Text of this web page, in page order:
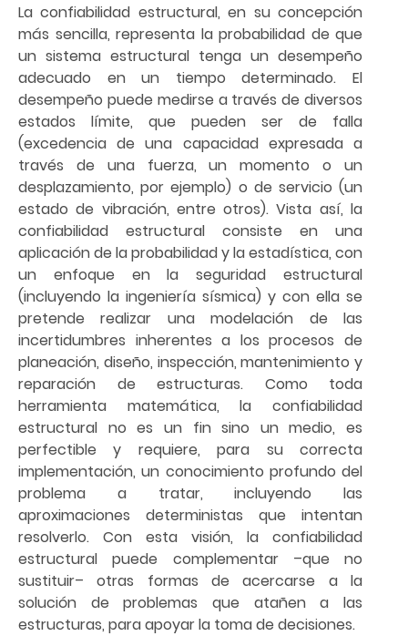
La confiabilidad estructural, en su concepción
más sencilla, representa la probabilidad de que
un sistema estructural tenga un desempeño
adecuado en un tiempo determinado. El
desempeño puede medirse a través de diversos
estados límite, que pueden ser de falla
(excedencia de una capacidad expresada a
través de una fuerza, un momento o un
desplazamiento, por ejemplo) o de servicio (un
estado de vibración, entre otros). Vista así, la
confiabilidad estructural consiste en una
aplicación de la probabilidad y la estadística, con
un enfoque en la seguridad estructural
(incluyendo la ingeniería sísmica) y con ella se
pretende realizar una modelación de las
incertidumbres inherentes a los procesos de
planeación, diseño, inspección, mantenimiento y
reparación de estructuras. Como toda
herramienta matemática, la confiabilidad
estructural no es un fin sino un medio, es
perfectible y requiere, para su correcta
implementación, un conocimiento profundo del
problema a tratar, incluyendo las
aproximaciones deterministas que intentan
resolverlo. Con esta visión, la confiabilidad
estructural puede complementar –que no
sustituir– otras formas de acercarse a la
solución de problemas que atañen a las
estructuras, para apoyar la toma de decisiones.